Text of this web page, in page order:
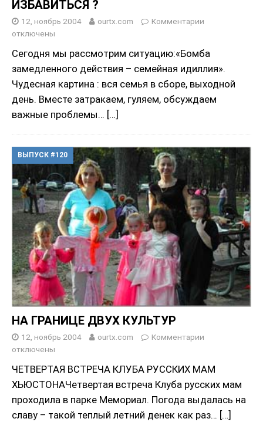
ИЗБАВИТЬСЯ ?
12, ноябрь 2004 ourtx.com
Комментарии
отключены
Сегодня мы рассмотрим ситуацию:«Бомба
замедленного действия – семейная идиллия».
Чудесная картина : вся семья в сборе, выходной
день. Вместе затракаем, гуляем, обсуждаем
важные проблемы… […]
ВЫПУСК #120
НА ГРАНИЦЕ ДВУХ КУЛЬТУР
12, ноябрь 2004 ourtx.com
Комментарии
отключены
ЧЕТВЕРТАЯ ВСТРЕЧА КЛУБА РУССКИХ МАМ
ХЬЮСТОНАЧетвертая встреча Клуба русских мам
проходила в парке Мемориал. Погода выдалась на
славу – такой теплый летний денек как раз… […]